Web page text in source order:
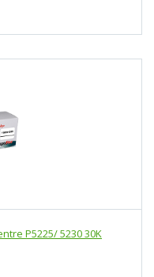
P5225/ 5230 30K